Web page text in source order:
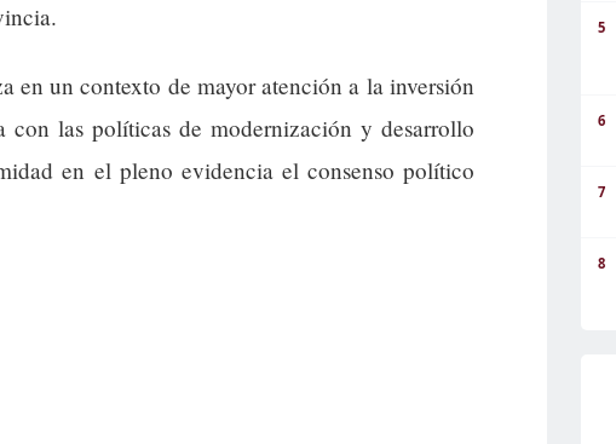
en un contexto de mayor atención a la inversión
con las políticas de modernización y desarrollo
en el pleno evidencia el consenso político
5
6
7
8